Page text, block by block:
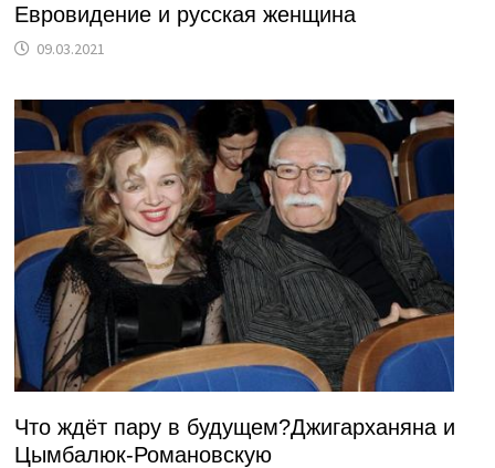
Евровидение и русская женщина
09.03.2021
Что ждёт пару в будущем?Джигарханяна и
Цымбалюк-Романовскую